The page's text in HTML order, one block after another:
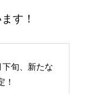
す！
旬、新たな
！